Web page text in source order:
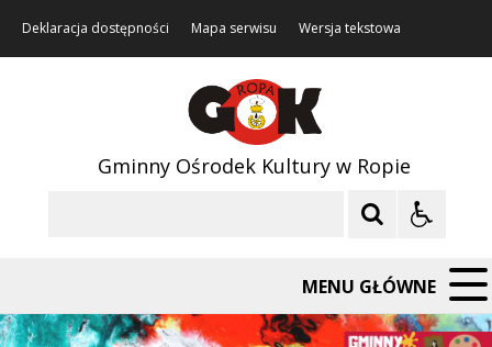
Deklaracja dostępności Mapa serwisu Wersja tekstowa
Gminny Ośrodek Kultury w Ropie
MENU GŁÓWNE